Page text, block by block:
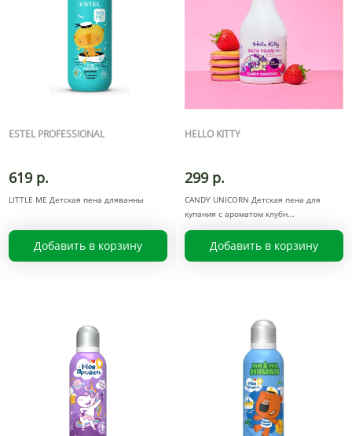
ESTEL PROFESSIONAL
619 р.
LITTLE ME Детская пена дляванны
Добавить в корзину
HELLO KITTY
299 р.
CANDY UNICORN Детская пена для
купания с ароматом клубн
Добавить в корзину